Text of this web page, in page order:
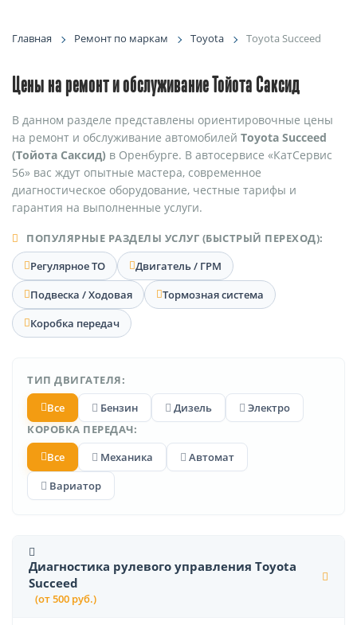
Главная Ремонт по маркам Toyota Toyota Succeed
Цены на ремонт и обслуживание Тойота Саксид
В данном разделе представлены ориентировочные цены
на ремонт и обслуживание автомобилей Toyota Succeed
(Тойота Саксид) в Оренбурге. В автосервисе «КатСервис
56» вас ждут опытные мастера, современное
диагностическое оборудование, честные тарифы и
гарантия на выполненные услуги.
ПОПУЛЯРНЫЕ РАЗДЕЛЫ УСЛУГ (БЫСТРЫЙ ПЕРЕХОД):
Регулярное ТО
Двигатель / ГРМ
Подвеска / Ходовая
Тормозная система
Коробка передач
ТИП ДВИГАТЕЛЯ:
Все
Бензин Дизель
Электро
КОРОБКА ПЕРЕДАЧ:
Все
Механика
Автомат
Вариатор
Диагностика рулевого управления Toyota
Succeed
(от 500 руб.)